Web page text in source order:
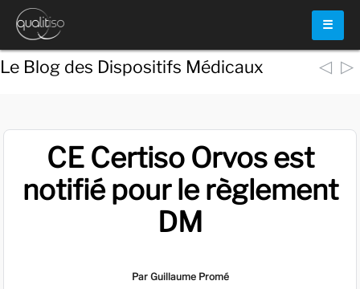
☰
Le Blog des Dispositifs Médicaux ◁ ▷
CE Certiso Orvos est
notifié pour le règlement
DM
Par Guillaume Promé